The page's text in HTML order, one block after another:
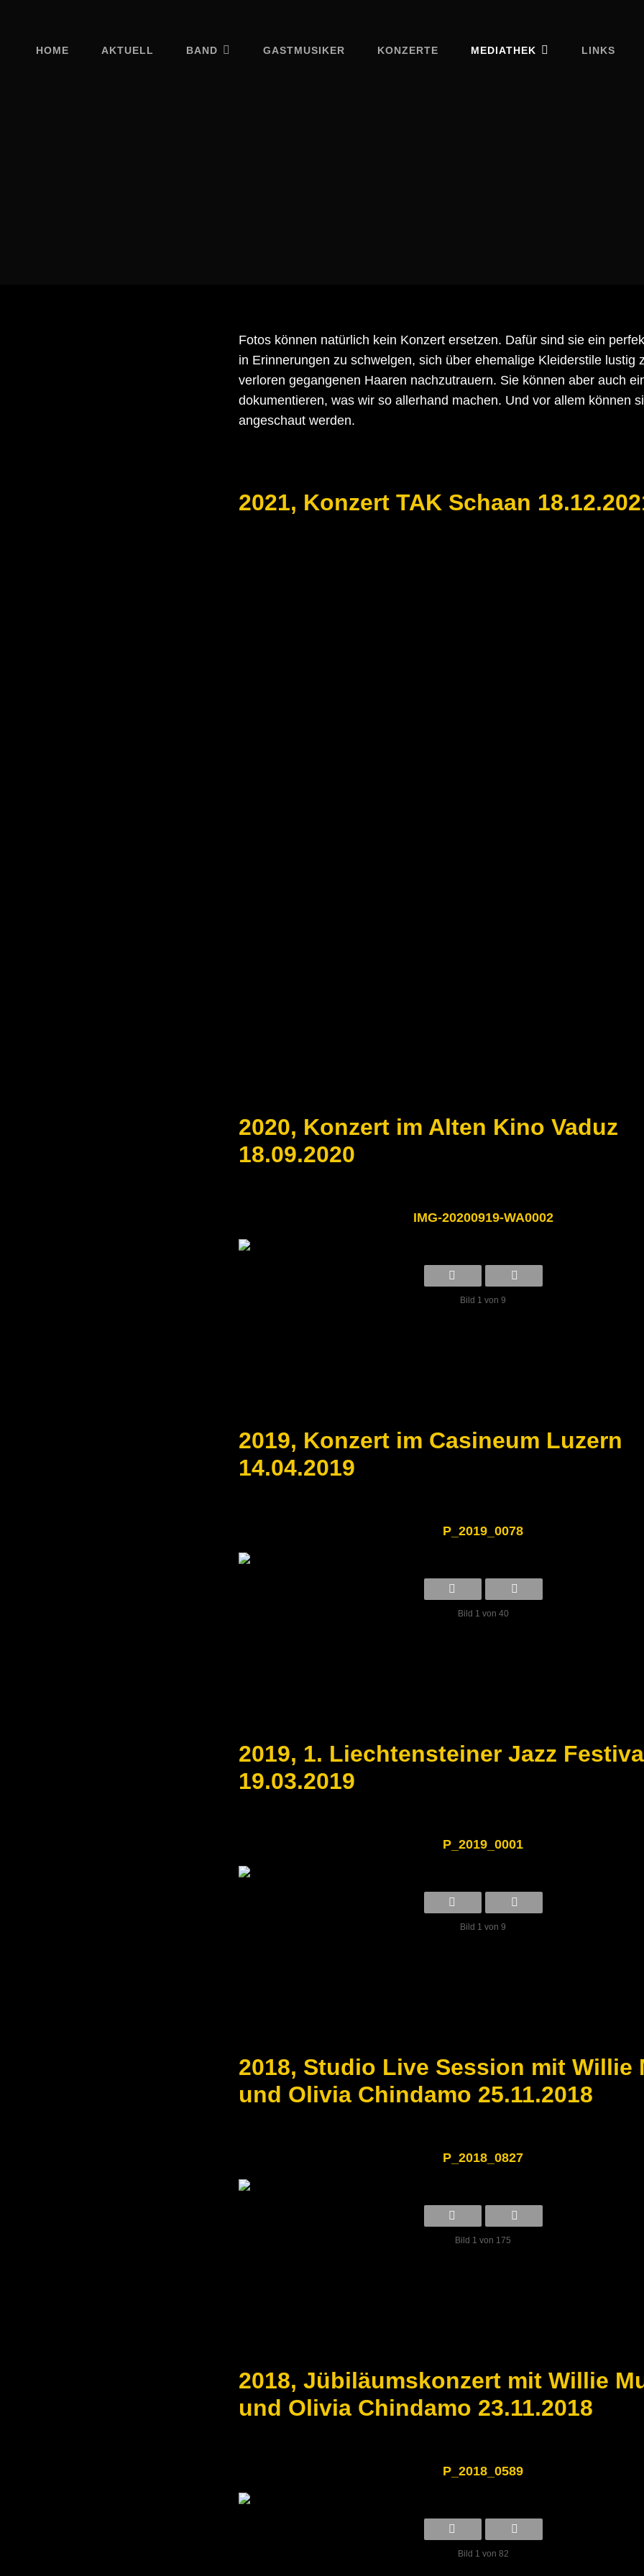
HOME AKTUELL BAND GASTMUSIKER KONZERTE MEDIATHEK LINKS
Fotos können natürlich kein Konzert ersetzen. Dafür sind sie ein
in Erinnerungen zu schwelgen, sich über ehemalige Kleiderstile lustig
verloren gegangenen Haaren nachzutrauern. Sie können aber auch
dokumentieren, was wir so allerhand machen. Und vor allem können
angeschaut werden.
2021, Konzert TAK Schaan
2020, Konzert im Alten Kino Vaduz
18.09.2020
IMG-20200919-WA0002
Bild 1 von 9
2019, Konzert im Casineum Luzern
14.04.2019
P_2019_0078
Bild 1 von 40
2019, 1. Liechtensteiner Jazz
19.03.2019
P_2019_0001
Bild 1 von 9
2018, Studio Live Session mit Willie
und Olivia Chindamo 25.11.2018
P_2018_0827
Bild 1 von 175
2018, Jübiläumskonzert mit Willie
und Olivia Chindamo 23.11.2018
P_2018_0589
Bild 1 von 82